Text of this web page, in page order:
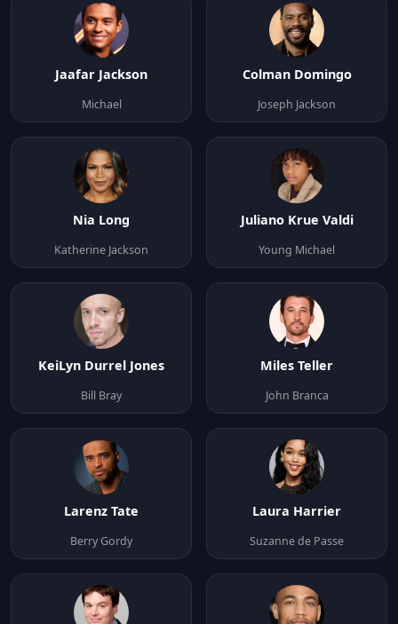
Jaafar Jackson
Michael
Colman Domingo
Joseph Jackson
Nia Long
Katherine Jackson
Juliano Krue Valdi
Young Michael
KeiLyn Durrel Jones
Bill Bray
Miles Teller
John Branca
Larenz Tate
Berry Gordy
Laura Harrier
Suzanne de Passe